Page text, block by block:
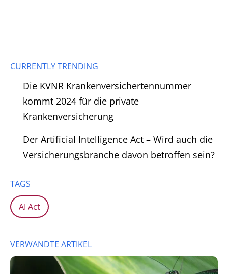
CURRENTLY TRENDING
Die KVNR Krankenversichertennummer
kommt 2024 für die private
Krankenversicherung
Der Artificial Intelligence Act – Wird auch die
Versicherungsbranche davon betroffen sein?
TAGS
AI Act
VERWANDTE ARTIKEL